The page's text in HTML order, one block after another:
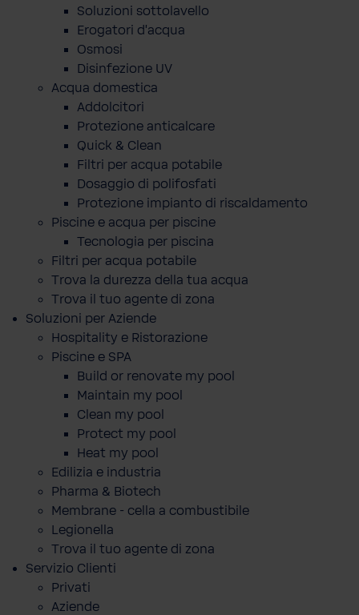
Soluzioni sottolavello
Erogatori d'acqua
Osmosi
Disinfezione UV
Acqua domestica
Addolcitori
Protezione anticalcare
Quick & Clean
Filtri per acqua potabile
Dosaggio di polifosfati
Protezione impianto di riscaldamento
Piscine e acqua per piscine
Tecnologia per piscina
Filtri per acqua potabile
Trova la durezza della tua acqua
Trova il tuo agente di zona
Soluzioni per Aziende
Hospitality e Ristorazione
Piscine e SPA
Build or renovate my pool
Maintain my pool
Clean my pool
Protect my pool
Heat my pool
Edilizia e industria
Pharma & Biotech
Membrane - cella a combustibile
Legionella
Trova il tuo agente di zona
Servizio Clienti
Privati
Aziende